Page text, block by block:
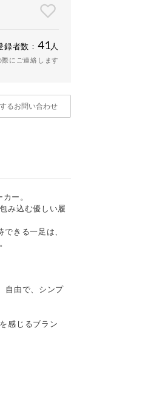
録者数： 41 人
際にご連絡します
るお問い合わせ
ー。
み込む優しい履
きる一足は、
自由で、シンプ
感じるブラン